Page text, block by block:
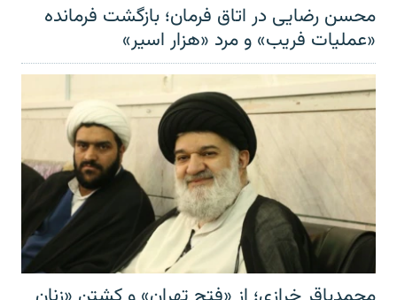
محسن رضایی در اتاق فرمان؛ بازگشت فرمانده
«عملیات فریب» و مرد «هزار اسیر»